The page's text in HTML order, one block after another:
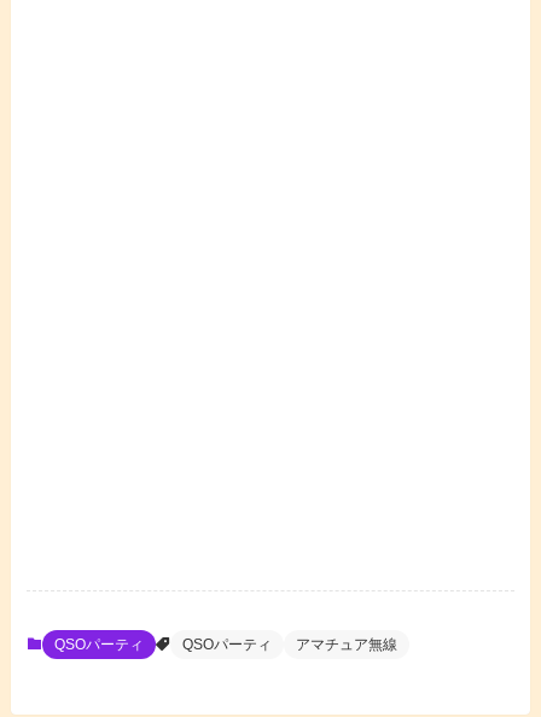
QSOパーティ QSOパーティ アマチュア無線